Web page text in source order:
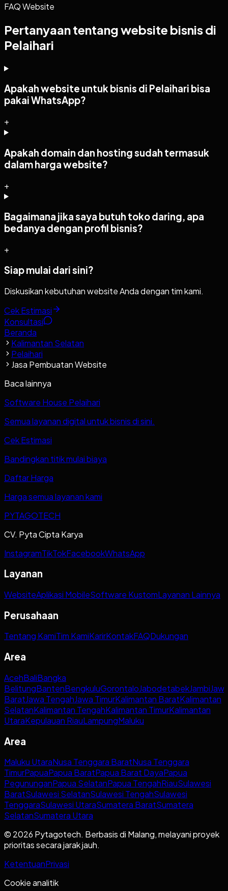
FAQ Website
Pertanyaan tentang website bisnis di
Pelaihari
Apakah website untuk bisnis di Pelaihari bisa
pakai WhatsApp?
+
Apakah domain dan hosting sudah termasuk
dalam harga website?
+
Bagaimana jika saya butuh toko daring, apa
bedanya dengan profil bisnis?
+
Siap mulai dari sini?
Diskusikan kebutuhan website Anda dengan tim kami.
Cek Estimasi
Konsultasi
Beranda
Kalimantan Selatan
Pelaihari
Jasa Pembuatan Website
Baca lainnya
Software House Pelaihari
Semua layanan digital untuk bisnis di sini.
Cek Estimasi
Bandingkan titik mulai biaya
Daftar Harga
Harga semua layanan kami
PYTAGOTECH
CV. Pyta Cipta Karya
InstagramTikTokFacebookWhatsApp
Layanan
WebsiteAplikasi MobileSoftware KustomLayanan Lainnya
Perusahaan
Tentang KamiTim KamiKarirKontakFAQDukungan
Area
AcehBaliBangka
BelitungBantenBengkuluGorontaloJabodetabekJambi
BaratJawa TengahJawa TimurKalimantan BaratKalimantan
SelatanKalimantan TengahKalimantan TimurKalimantan
UtaraKepulauan RiauLampungMaluku
Area
Maluku UtaraNusa Tenggara BaratNusa Tenggara
TimurPapuaPapua BaratPapua Barat DayaPapua
PegununganPapua SelatanPapua TengahRiauSulawesi
BaratSulawesi SelatanSulawesi TengahSulawesi
TenggaraSulawesi UtaraSumatera BaratSumatera
SelatanSumatera Utara
© 2026 Pytagotech. Berbasis di Malang, melayani proyek
prioritas secara jarak jauh.
KetentuanPrivasi
Cookie analitik